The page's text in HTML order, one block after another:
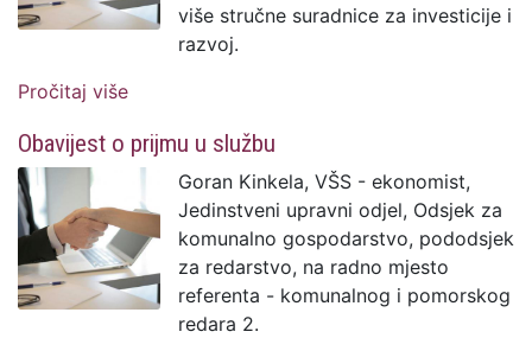
više stručne suradnice za investicije i
razvoj.
Pročitaj više
Obavijest o prijmu u službu
Goran Kinkela, VŠS - ekonomist,
Jedinstveni upravni odjel, Odsjek za
komunalno gospodarstvo, pododsjek
za redarstvo, na radno mjesto
referenta - komunalnog i pomorskog
redara 2.